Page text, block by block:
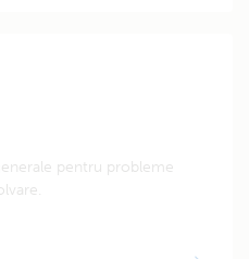
pentru probleme